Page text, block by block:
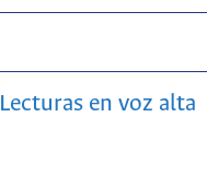
Lecturas en voz alta